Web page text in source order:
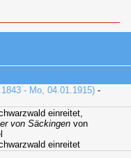
- Mo, 04.01.1915) -
einreitet,
von Säckingen von
einreitet